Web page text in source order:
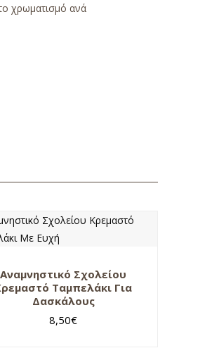
χρωματισμό ανά
Αναμνηστικό Σχολείου
Ταμπελάκι Για
Δασκάλους
8,50€